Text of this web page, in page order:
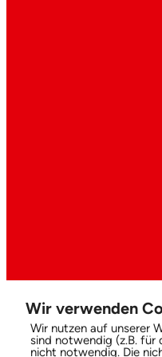
Wir verwenden
Wir nutzen auf unserer
sind notwendig (z.B. für
nicht notwendig. Die